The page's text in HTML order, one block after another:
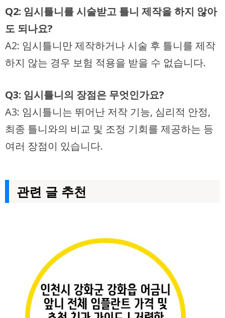
Q2: 임시틀니를 시술받고 틀니 제작을 하지 않아
도 되나요?
A2: 임시틀니만 제작하거나 시술 후 틀니를 제작
하지 않는 경우 보험 적용을 받을 수 없습니다.
Q3: 임시틀니의 장점은 무엇인가요?
A3: 임시틀니는 뛰어난 저작 기능, 심리적 안정,
최종 틀니와의 비교 및 조정 기회를 제공하는 등
여러 장점이 있습니다.
관련 글 추천